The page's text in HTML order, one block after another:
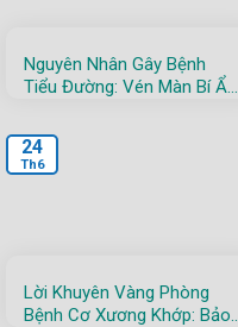
Nguyên Nhân Gây Bệnh
Tiểu Đường: Vén Màn Bí Ẩn
Lời Khuyên Vàng Phòng
Bệnh Cơ Xương Khớp: Bảo
24
Th6